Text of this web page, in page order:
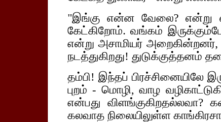
"இங்கு என்ன வேலை? என்று
கேட்கிறோம். வங்கம்
என்று அசாமியர் அறைகின்றனர்,
நடத்துகிறது! துடுக்குத்தனம்
தம்பி! இந்தப் பிரச்சினையிலே
புறம் - மொழி, வாழ
என்பது விளங்குகிறதல்லவா?
கலவாத நிலையிலுள்ள